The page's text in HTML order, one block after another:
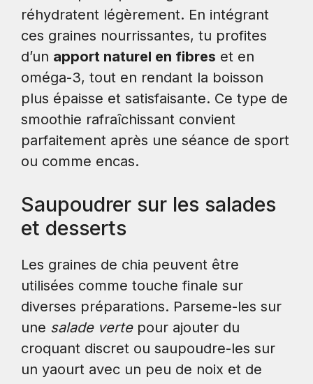
réhydratent légèrement. En intégrant
ces graines nourrissantes, tu profites
d’un apport naturel en fibres et en
oméga-3, tout en rendant la boisson
plus épaisse et satisfaisante. Ce type de
smoothie rafraîchissant convient
parfaitement après une séance de sport
ou comme encas.
Saupoudrer sur les salades
et desserts
Les graines de chia peuvent être
utilisées comme touche finale sur
diverses préparations. Parseme-les sur
une salade vertepour ajouter du
croquant discret ou saupoudre-les sur
un yaourt avec un peu de noix et de